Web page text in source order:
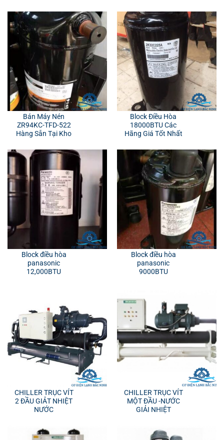
Bán Máy Nén
ZR94KC-TFD-522
Hàng Sẵn Tại Kho
Block Điều Hòa
18000BTU Các
Hãng Giá Tốt Nhất
Block điều hòa
panasonic
12,000BTU
Block điều hòa
panasonic
9000BTU
CHILLER TRỤC VÍT
2 ĐẦU GIẢT NHIỆT
NƯỚC
CHILLER TRỤC VÍT
MỘT ĐẦU -NƯỚC
GIẢI NHIỆT